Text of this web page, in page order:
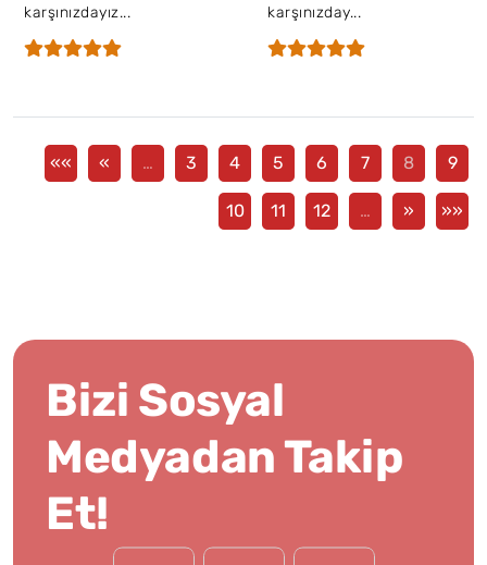
karşınızdayız...
karşınızday...
«« « … 3 4 5 6 7 8 9
10 11 12 … » »»
Bizi Sosyal
Medyadan Takip
Et!